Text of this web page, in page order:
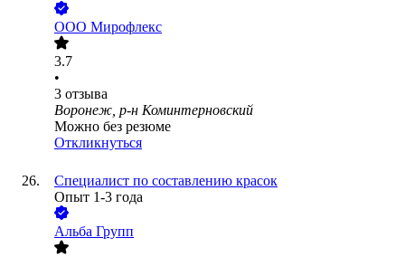
ООО Мирофлекс
3.7
•
3 отзыва
Воронеж, р-н Коминтерновский
Можно без резюме
Откликнуться
Специалист по составлению красок
Опыт 1-3 года
Альба Групп